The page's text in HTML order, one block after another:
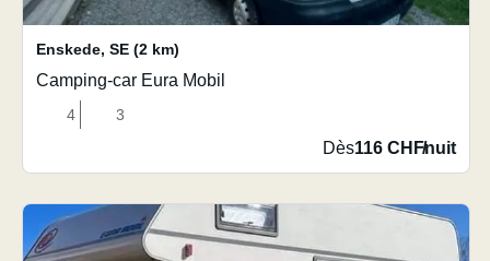
Enskede, SE (2 km)
Camping-car Eura Mobil
4 3
Dès116 CHF/nuit